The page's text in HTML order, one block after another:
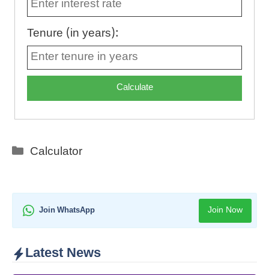
Tenure (in years):
Categories
Calculator
Join WhatsApp Join Now
Latest News